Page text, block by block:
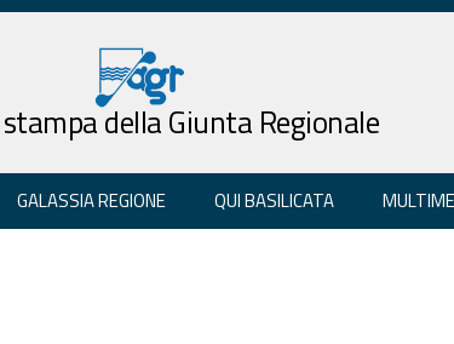
della Giunta Regionale
GALASSIA REGIONE QUI BASILICATA